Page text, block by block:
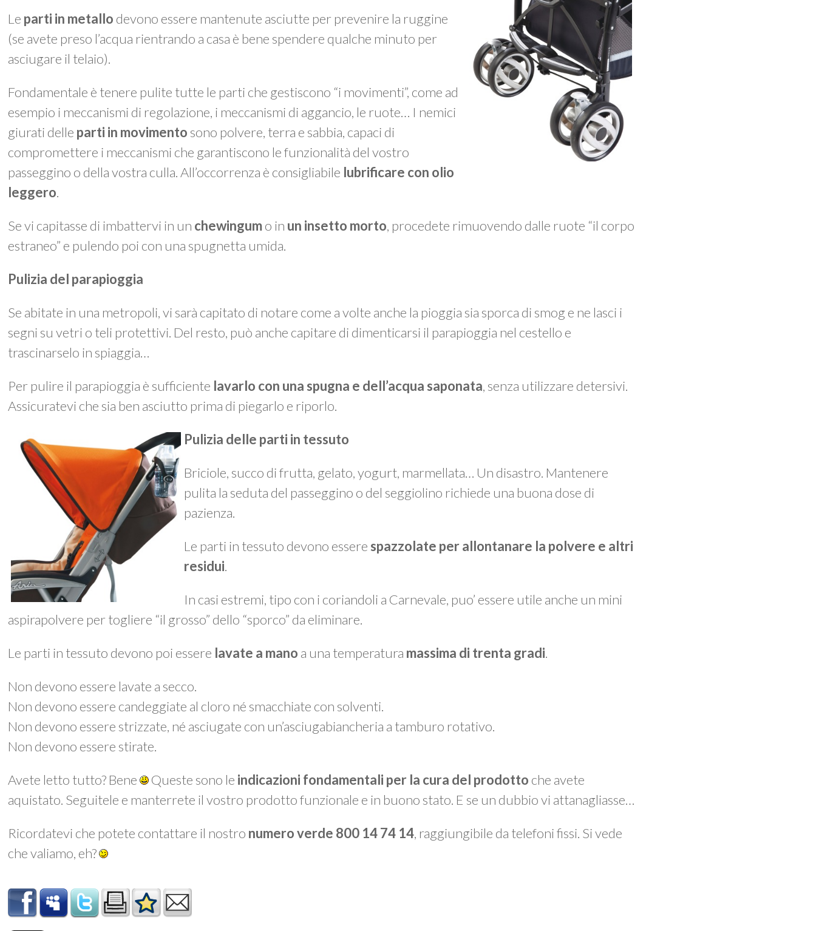
Le parti in metallo devono essere mantenute asciutte per prevenire la ruggine
(se avete preso l’acqua rientrando a casa è bene spendere qualche minuto per
asciugare il telaio).
Fondamentale è tenere pulite tutte le parti che gestiscono “i movimenti”, come ad
esempio i meccanismi di regolazione, i meccanismi di aggancio, le ruote… I nemici
giurati delle parti in movimento sono polvere, terra e sabbia, capaci di
compromettere i meccanismi che garantiscono le funzionalità del vostro
passeggino o della vostra culla. All’occorrenza è consigliabile lubrificare con olio
leggero.
Se vi capitasse di imbattervi in un chewingumo in un insetto morto, procedete rimuovendo dalle ruote “il corpo
estraneo” e pulendo poi con una spugnetta umida.
Pulizia del parapioggia
Se abitate in una metropoli, vi sarà capitato di notare come a volte anche la pioggia sia sporca di smog e ne lasci i
segni su vetri o teli protettivi. Del resto, può anche capitare di dimenticarsi il parapioggia nel cestello e
trascinarselo in spiaggia…
Per pulire il parapioggia è sufficiente lavarlo con una spugna e dell’acqua saponata, senza utilizzare detersivi.
Assicuratevi che sia ben asciutto prima di piegarlo e riporlo.
Pulizia delle parti in tessuto
Briciole, succo di frutta, gelato, yogurt, marmellata… Un disastro. Mantenere
pulita la seduta del passeggino o del seggiolino richiede una buona dose di
pazienza.
Le parti in tessuto devono essere spazzolate per allontanare la polvere e altri
residui.
In casi estremi, tipo con i coriandoli a Carnevale, puo’ essere utile anche un mini
aspirapolvere per togliere “il grosso” dello “sporco” da eliminare.
Le parti in tessuto devono poi essere lavate a mano a una temperatura massima di trenta gradi.
Non devono essere lavate a secco.
Non devono essere candeggiate al cloro né smacchiate con solventi.
Non devono essere strizzate, né asciugate con un’asciugabiancheria a tamburo rotativo.
Non devono essere stirate.
Avete letto tutto? Bene Queste sono le indicazioni fondamentali per la cura del prodotto che avete
aquistato. Seguitele e manterrete il vostro prodotto funzionale e in buono stato. E se un dubbio vi attanagliasse…
Ricordatevi che potete contattare il nostro numero verde 800 14 74 14, raggiungibile da telefoni fissi. Si vede
che valiamo, eh?